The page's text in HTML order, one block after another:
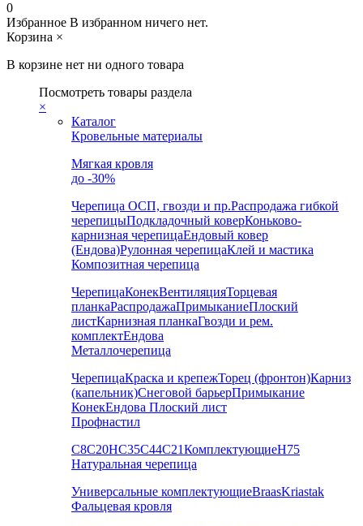
0
Избранное В избранном ничего нет.
Корзина ×
В корзине нет ни одного товара
Посмотреть товары раздела
×
Каталог
Кровельные материалы
Мягкая кровля
до -30%
Черепица ОСП, гвозди и пр.Распродажа гибкой
черепицыПодкладочный коверКоньково-
карнизная черепицаЕндовый ковер
(Ендова)Рулонная черепицаКлей и мастика
Композитная черепица
ЧерепицаКонекВентиляцияТорцевая
планкаРаспродажаПримыканиеПлоский
листКарнизная планкаГвозди и рем.
комплектЕндова
Металлочерепица
ЧерепицаКраска и крепежТорец (фронтон)Карниз
(капельник)Снеговой барьерПримыкание
КонекЕндова Плоский лист
Профнастил
С8С20НС35С44С21КомплектующиеН75
Натуральная черепица
Универсальные комплектующиеBraasKriastak
Фальцевая кровля